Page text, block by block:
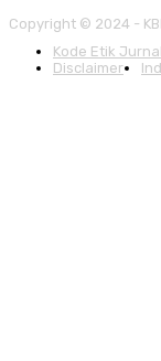
Copyright © 2024 -
Kode Etik
Disclaimer